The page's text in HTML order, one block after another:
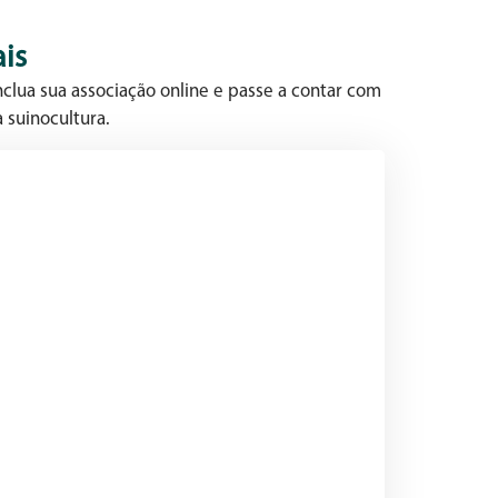
sua associação online e passe a contar com
suinocultura.